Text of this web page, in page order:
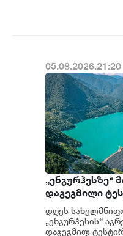
05.08.2026.21:20
„ენგურჰესზე“
დაგეგმილი
გაითიშა,
დეტალური
დღეს
„ენგურჰესის“
დაგეგმილ